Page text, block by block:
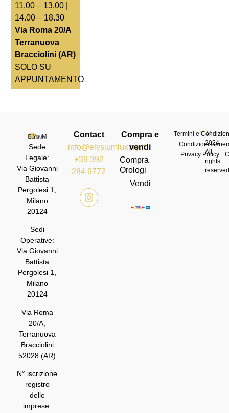
11.00 – 13.00 |
14.00 – 18.30
Via Roma 20/A
Terranuova
Bracciolini (AR)
SOLO SU
APPUNTAMENTO
Sede
Legale:
Via Giovanni
Battista
Pergolesi 1,
Milano
20124
Sedi
Operative:
Via Giovanni
Battista
Pergolesi 1,
Milano
20124
Via Roma
20/A,
Terranuova
Bracciolini
52028 (AR)
N° iscrizione
registro
delle
imprese:
Contact
info@elysiumluxury.it
+39 392
284 9772
Compra e
vendi
Compra
Orologi
Vendi
©
2024
All
rights
Termini e
Condizioni
Privacy Policy